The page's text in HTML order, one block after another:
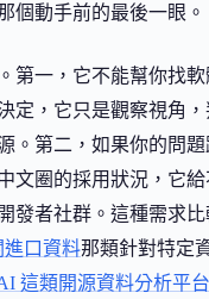
個動手前的最後一眼。
第一，它不能幫你找
定，它只是觀察視角
。第二，如果你的問
文圈的採用狀況，它
發者社群。這種需求
進口資料那類針對特定
這類開源資料分析平台